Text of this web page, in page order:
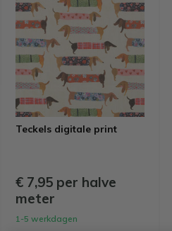
Teckels digitale print
€ 7,95 per halve
meter
1-5 werkdagen